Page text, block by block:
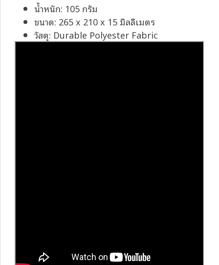
น้ำหนัก: 105 กรัม
ขนาด: 265 x 210 x 15 มิลลิเมตร
วัสดุ: Durable Polyester Fabric